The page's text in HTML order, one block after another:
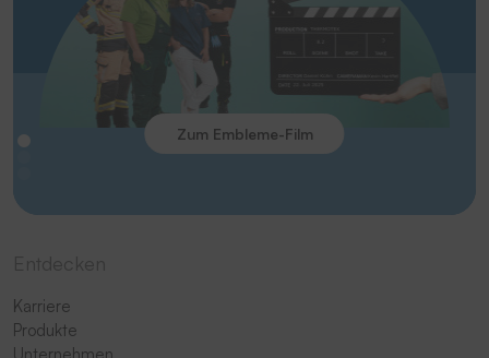
Zum Embleme-Film
Karriere
Produkte